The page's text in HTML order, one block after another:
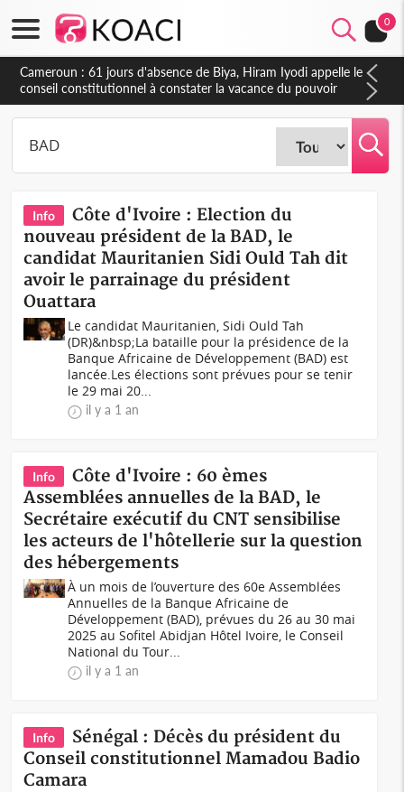
0
Côte d'Ivoire : Fin de la pagaille au PDCI-RDA, Lessiehi bannit
les mouvements sauvages
Info
Côte d'Ivoire : Election du
nouveau président de la BAD, le
candidat Mauritanien Sidi Ould Tah dit
avoir le parrainage du président
Ouattara
Le candidat Mauritanien, Sidi Ould Tah
(DR)&nbsp;La bataille pour la présidence de la
Banque Africaine de Développement (BAD) est
lancée.Les élections sont prévues pour se tenir
le 29 mai 20...
il y a 1 an
Info
Côte d'Ivoire : 60 èmes
Assemblées annuelles de la BAD, le
Secrétaire exécutif du CNT sensibilise
les acteurs de l'hôtellerie sur la question
des hébergements
À un mois de l’ouverture des 60e Assemblées
Annuelles de la Banque Africaine de
Développement (BAD), prévues du 26 au 30 mai
2025 au Sofitel Abidjan Hôtel Ivoire, le Conseil
National du Tour...
il y a 1 an
Info
Sénégal : Décès du président du
Conseil constitutionnel Mamadou Badio
Camara